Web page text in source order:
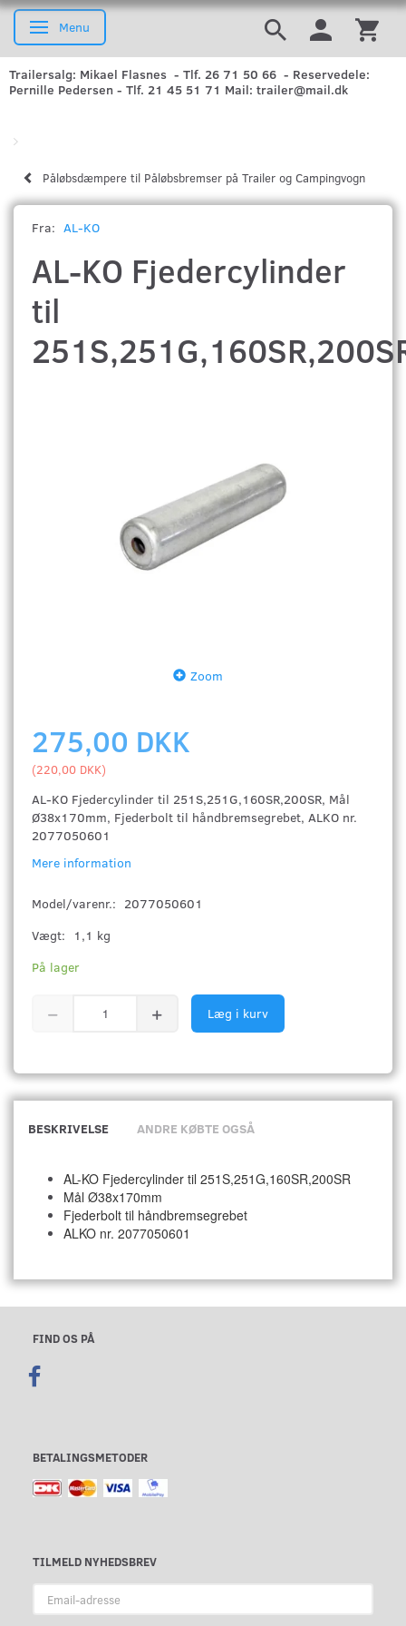
Skifte navigation
Menu
Trailersalg: Mikael Flasnes - Tlf. 26 71 50 66 - Reservedele:
Pernille Pedersen - Tlf. 21 45 51 71 Mail: trailer@mail.dk
Påløbsdæmpere til Påløbsbremser på Trailer og Campingvogn
Fra: AL-KO
AL-KO Fjedercylinder
til
Zoom
275,00 DKK
(220,00 DKK)
AL-KO Fjedercylinder til 251S,251G,160SR,200SR, Mål
Ø38x170mm, Fjederbolt til håndbremsegrebet, ALKO nr.
2077050601
Mere information
Model/varenr.: 2077050601
Vægt:
1,1 kg
På lager
Læg i kurv
BESKRIVELSE ANDRE KØBTE OGSÅ
AL-KO Fjedercylinder til 251S,251G,160SR,200SR
Mål Ø38x170mm
Fjederbolt til håndbremsegrebet
ALKO nr. 2077050601
FIND OS PÅ
BETALINGSMETODER
TILMELD NYHEDSBREV
adresse